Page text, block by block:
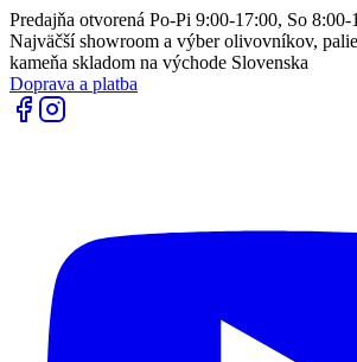
Predajňa otvorená Po-Pi 9:00-17:00, So 8:00-
Najväčší showroom a výber olivovníkov,
kameňa skladom na východe Slovenska
Doprava a platba